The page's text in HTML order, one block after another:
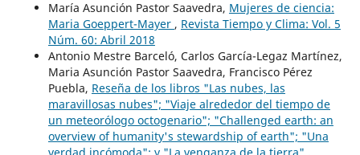
María Asunción Pastor Saavedra, Mujeres de ciencia:
Maria Goeppert-Mayer , Revista Tiempo y Clima: Vol. 5
Núm. 60: Abril 2018
Antonio Mestre Barceló, Carlos García-Legaz Martínez,
Maria Asunción Pastor Saavedra, Francisco Pérez
Puebla, Reseña de los libros "Las nubes, las
maravillosas nubes"; "Viaje alrededor del tiempo de
un meteorólogo octogenario"; "Challenged earth: an
overview of humanity's stewardship of earth"; "Una